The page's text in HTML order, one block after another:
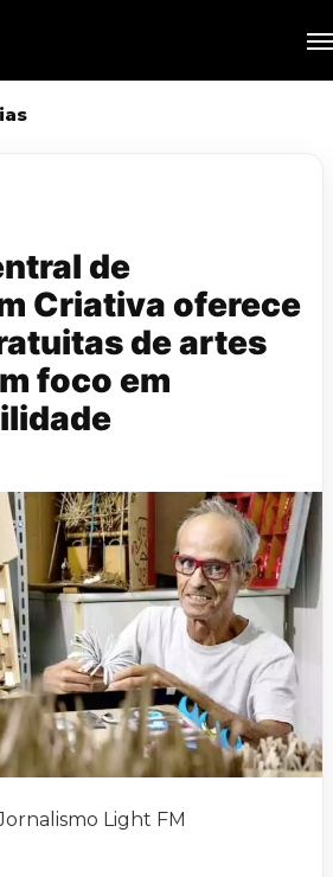
de
Criativa oferece
de artes
foco em
Light FM